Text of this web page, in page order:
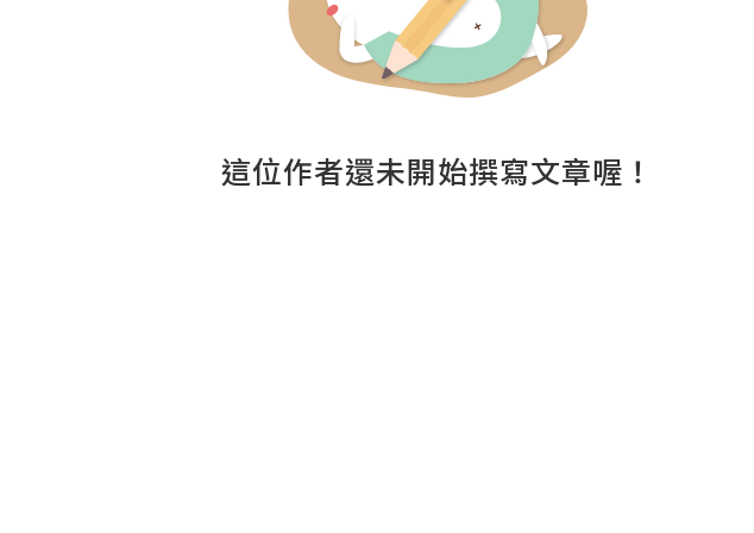
這位作者還未開始撰寫文章喔！